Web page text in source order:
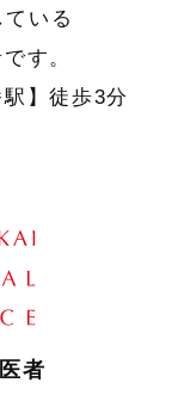
いる
す。
】徒歩3分
者